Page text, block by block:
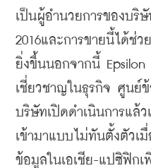
เป็นผู้อำนวยการของบริ
2016และการขายนี้ได้ช่ว
ยิ่งขึ้นนอกจากนี้
เชี่ยวชาญในธุรกิจ ศูนย์
บริษัทเปิดดำเนินการแล้
เข้ามาแบบไม่ทันตั้งตัวเ
ข้อมูลในเอเชีย-แปซิฟิกเ